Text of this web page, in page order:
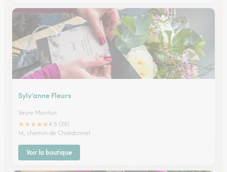
Sylv’anne Fleurs
Veyre Monton
★★★★★4.5 (29)
14, chemin de Chardonnet
Voir la boutique